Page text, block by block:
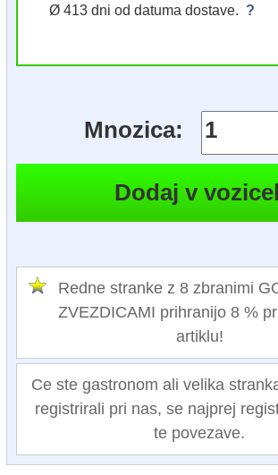
Ø 413 dni od datuma dostave. ?
Mnozica:
Redne stranke z 8 zbranimi
ZVEZDICAMI prihranijo 8 %
artiklu!
Ce ste gastronom ali velika
registrirali pri nas, se najprej
te povezave.